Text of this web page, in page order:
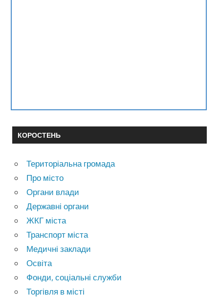
КОРОСТЕНЬ
Територіальна громада
Про місто
Органи влади
Державні органи
ЖКГ міста
Транспорт міста
Медичні заклади
Освіта
Фонди, соціальні служби
Торгівля в місті